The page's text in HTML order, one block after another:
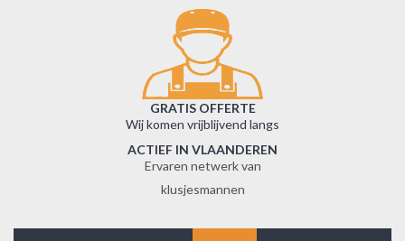
GRATIS OFFERTE
Wij komen vrijblijvend langs
ACTIEF IN VLAANDEREN
Ervaren netwerk van
klusjesmannen